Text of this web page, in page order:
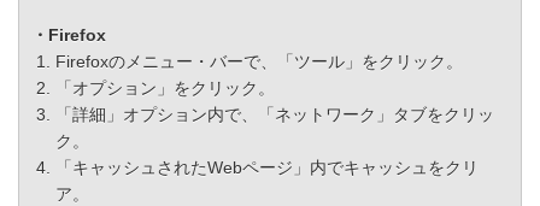
・Firefox
Firefoxのメニュー・バーで、「ツール」をクリック。
「オプション」をクリック。
「詳細」オプション内で、「ネットワーク」タブをクリッ
ク。
「キャッシュされたWebページ」内でキャッシュをクリ
ア。